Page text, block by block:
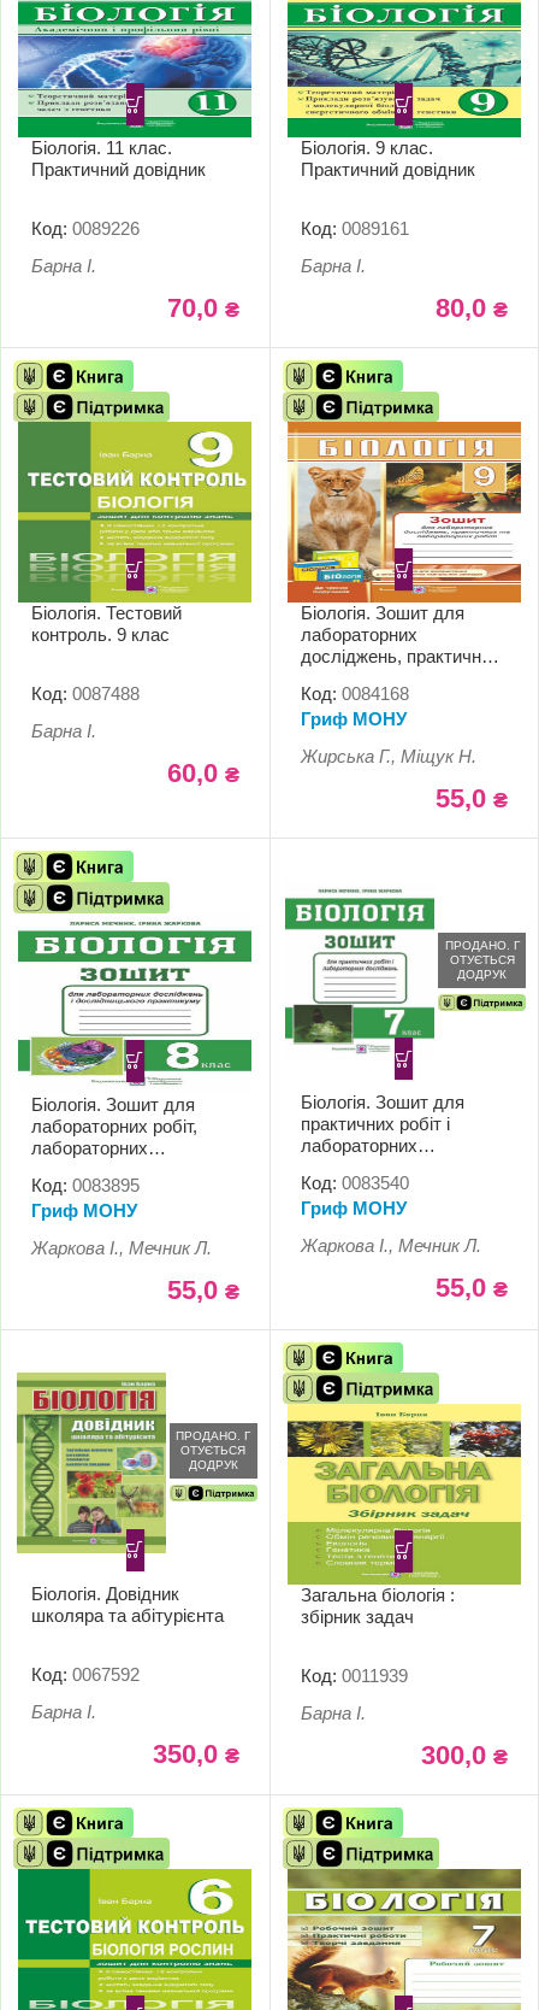
Біологія. 11 клас.
Практичний довідник
Код: 0089226
Барна І.
70,0 ₴
Біологія. 9 клас.
Практичний довідник
Код: 0089161
Барна І.
80,0 ₴
Біологія. Тестовий
контроль. 9 клас
Код: 0087488
Барна І.
60,0 ₴
Біологія. Зошит для
лабораторних
досліджень, практичних
клас
Код: 0084168
Гриф МОНУ
Жирська Г., Міщук Н.
55,0 ₴
Біологія. Зошит для
лабораторних робіт,
лабораторних
дослідницького
практикуму. 8 клас
Код: 0083895
Гриф МОНУ
Жаркова І., Мечник Л.
55,0 ₴
ПРОДАНО. Г
ОТУЄТЬСЯ
ДОДРУК
Біологія. Зошит для
практичних робіт і
лабораторних
Код: 0083540
Гриф МОНУ
Жаркова І., Мечник Л.
55,0 ₴
ПРОДАНО. Г
ОТУЄТЬСЯ
ДОДРУК
Біологія. Довідник
школяра та абітурієнта
Код: 0067592
Барна І.
350,0 ₴
Загальна біологія :
збірник задач
Код: 0011939
Барна І.
300,0 ₴